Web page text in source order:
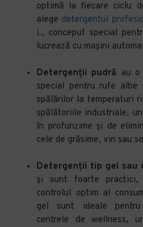
optimă la fiecare ciclu
alege detergentul
L, conceput special
lucrează cu mașini
Detergenții pudră au o
special pentru rufe
spălărilor la temperaturi
spălătoriile industriale,
în profunzime și de
cele de grăsime, vin sau
Detergenții tip gel sau
și sunt foarte practici,
controlul optim al
gel sunt ideale
centrele de wellness,